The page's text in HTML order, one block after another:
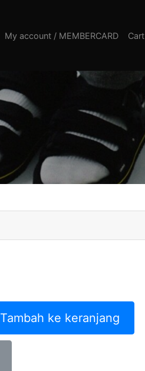
My account / MEMBERCARD Cart
Tambah ke keranjang